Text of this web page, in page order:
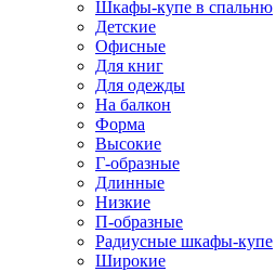
Шкафы-купе в спальню
Детские
Офисные
Для книг
Для одежды
На балкон
Форма
Высокие
Г-образные
Длинные
Низкие
П-образные
Радиусные шкафы-купе
Широкие